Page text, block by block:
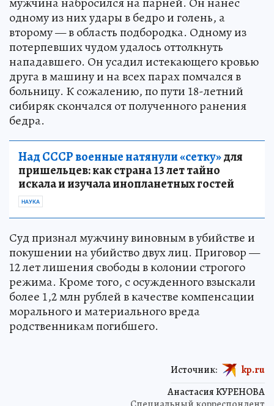
одному из них удары в бедро и голень, а
второму — в область подбородка. Одному из
потерпевших чудом удалось оттолкнуть
нападавшего. Он усадил истекающего кровью
друга в машину и на всех парах помчался в
больницу. К сожалению, по пути 18-летний
сибиряк скончался от полученного ранения
бедра.
Над СССР военные натянули «сетку»для
пришельцев: как страна 13 лет тайно
искала и изучала инопланетных гостей
НАУКА
Суд признал мужчину виновным в убийстве и
покушении на убийство двух лиц. Приговор —
12 лет лишения свободы в колонии строгого
режима. Кроме того, с осужденного взыскали
более 1,2 млн рублей в качестве компенсации
морального и материального вреда
родственникам погибшего.
Анастасия КУРЕНОВА
Источник: kp.ru